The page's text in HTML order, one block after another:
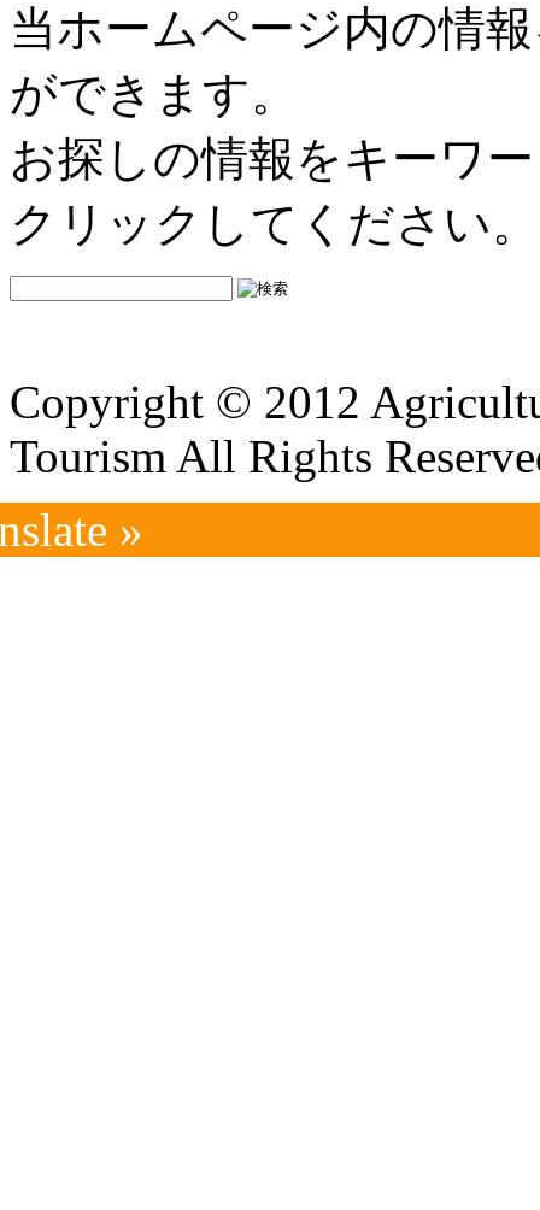
当ホームページ内の情
ができます。
お探しの情報をキーワ
クリックしてください。
Copyright © 2012
Tourism All Rights
»